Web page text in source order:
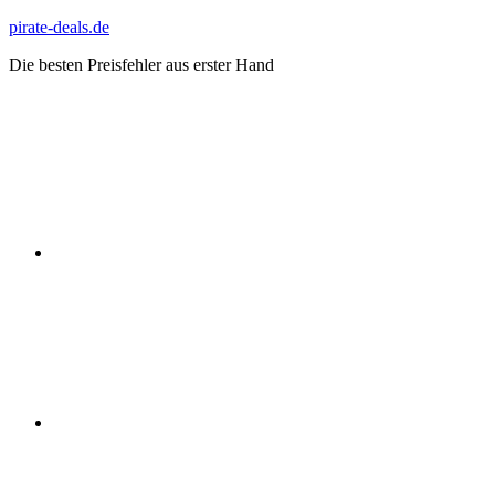
Zum
springen
pirate-deals.de
Die besten Preisfehler aus erster Hand